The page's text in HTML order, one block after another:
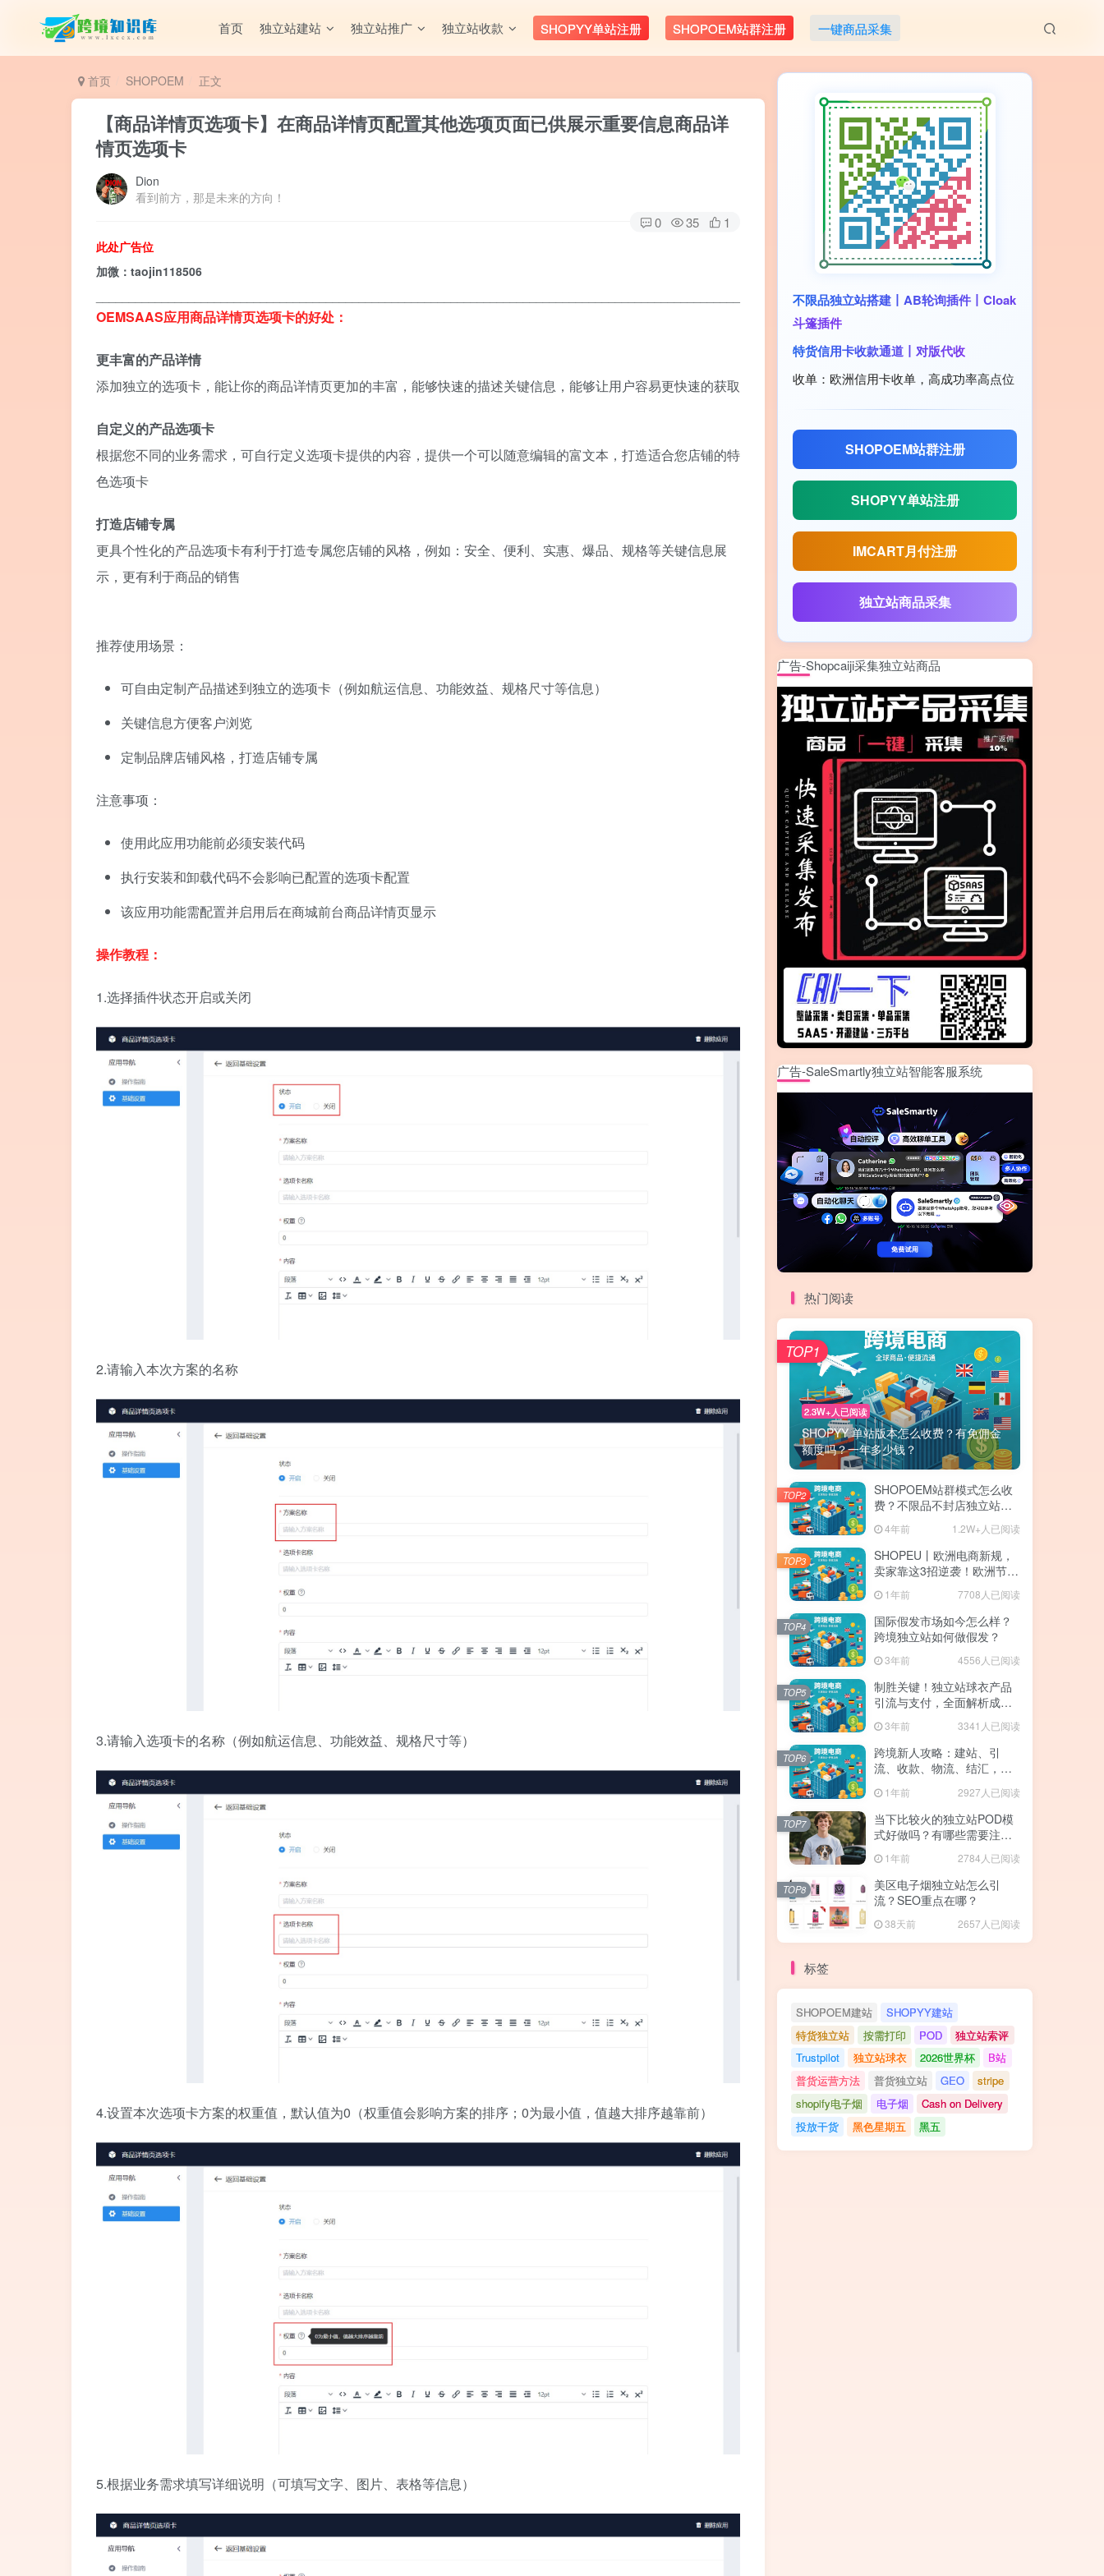
首页 独立站建站 独立站推广 独立站收款 SHOPYY单站注册 SHOPOEM站群注册 一键商品采集
首页 SHOPOEM 正文
【商品详情页选项卡】在商品详情页配置其他选项页面已供展示重要信息商品详
情页选项卡
Dion
看到前方，那是未来的方向！
0 35 1
此处广告位
加微：taojin118506
OEMSAAS应用商品详情页选项卡的好处：
更丰富的产品详情
添加独立的选项卡，能让你的商品详情页更加的丰富，能够快速的描述关键信息，能够让用户容易更快速的获取
自定义的产品选项卡
根据您不同的业务需求，可自行定义选项卡提供的内容，提供一个可以随意编辑的富文本，打造适合您店铺的特
色选项卡
打造店铺专属
更具个性化的产品选项卡有利于打造专属您店铺的风格，例如：安全、便利、实惠、爆品、规格等关键信息展
示，更有利于商品的销售
推荐使用场景：
可自由定制产品描述到独立的选项卡（例如航运信息、功能效益、规格尺寸等信息）
关键信息方便客户浏览
定制品牌店铺风格，打造店铺专属
注意事项：
使用此应用功能前必须安装代码
执行安装和卸载代码不会影响已配置的选项卡配置
该应用功能需配置并启用后在商城前台商品详情页显示
操作教程：
1.选择插件状态开启或关闭
2.请输入本次方案的名称
3.请输入选项卡的名称（例如航运信息、功能效益、规格尺寸等）
4.设置本次选项卡方案的权重值，默认值为0（权重值会影响方案的排序；0为最小值，值越大排序越靠前）
5.根据业务需求填写详细说明（可填写文字、图片、表格等信息）
不限品独立站搭建丨AB轮询插件丨Cloak
斗篷插件
特货信用卡收款通道丨对版代收
收单：欧洲信用卡收单，高成功率高点位
SHOPOEM站群注册
SHOPYY单站注册
IMCART月付注册
独立站商品采集
广告-Shopcaiji采集独立站商品
广告-SaleSmartly独立站智能客服系统
热门阅读
2.3W+人已阅读
SHOPYY 单站版本怎么收费？有免佣金
额度吗？一年多少钱？
TOP1
SHOPOEM站群模式怎么收
费？不限品不封店独立站站
群，送10个企业版网站！建
站全免费！开通找站长
4年前 1.2W+人已阅读
TOP2
SHOPEU丨欧洲电商新规，
卖家靠这3招逆袭！欧洲节点
SHOPEU-SAAS独立站上
线。1年前 7708人已阅读
TOP3
国际假发市场如今怎么样？
跨境独立站如何做假发？
3年前 4556人已阅读
TOP4
制胜关键！独立站球衣产品
引流与支付，全面解析成功
的注意事项与策略！
3年前 3341人已阅读
TOP5
跨境新人攻略：建站、引
流、收款、物流、结汇，手
1年前 2927人已阅读
TOP6
当下比较火的独立站POD模
式好做吗？有哪些需要注意
1年前 2784人已阅读
TOP7
美区电子烟独立站怎么引
流？SEO重点在哪？
38天前 2657人已阅读
TOP8
标签
SHOPOEM建站
SHOPYY建站
特货独立站
按需打印 POD
独立站索评
Trustpilot
独立站球衣 2026世界杯
B站
普货运营方法
普货独立站 GEO
stripe
shopify电子烟
电子烟
Cash on Delivery
投放干货
黑色星期五 黑五